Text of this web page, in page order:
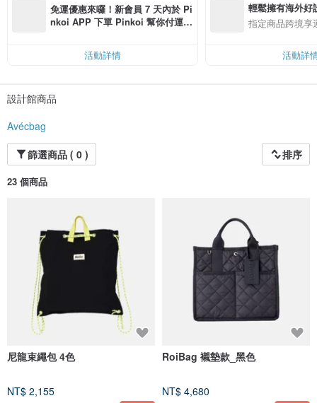
免運優惠來囉！新會員 7 天內於 Pi
nkoi APP 下單 Pinkoi 幫你付運
活動詳情
輕鬆擁有海外好
指定商品跨境享
活動詳
設計館商品
Avécbag
篩選商品 ( 0 )
排序
23 個商品
尼龍束繩包 4色
NT$ 2,155
RoiBag 襯墊款_黑色
NT$ 4,680